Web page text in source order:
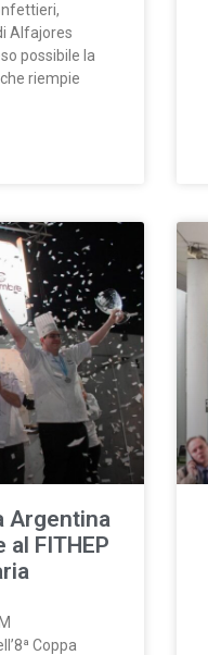
Alfajores
possibile la
riempie
Argentina
FITHEP
Coppa